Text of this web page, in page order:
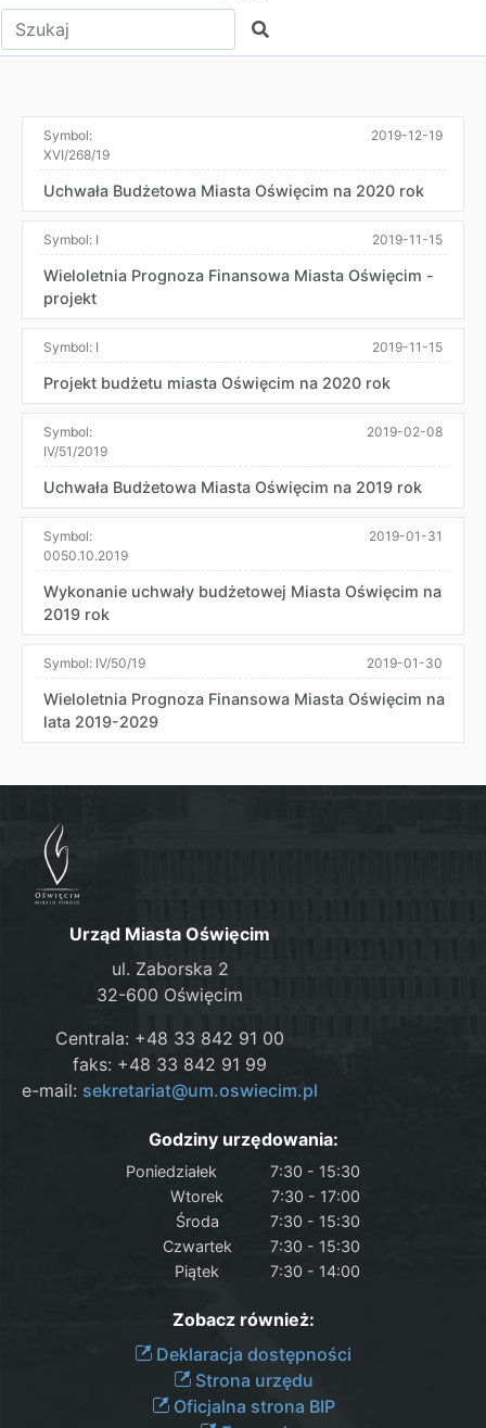
Wpisz tekst do wyszukania Szukaj
Symbol:
XVI/268/19
2019-12-19
Uchwała Budżetowa Miasta Oświęcim na 2020 rok
Symbol: I 2019-11-15
Wieloletnia Prognoza Finansowa Miasta Oświęcim -
projekt
Symbol: I 2019-11-15
Projekt budżetu miasta Oświęcim na 2020 rok
Symbol:
IV/51/2019
2019-02-08
Uchwała Budżetowa Miasta Oświęcim na 2019 rok
Symbol:
0050.10.2019
2019-01-31
Wykonanie uchwały budżetowej Miasta Oświęcim na
2019 rok
Symbol: IV/50/19 2019-01-30
Wieloletnia Prognoza Finansowa Miasta Oświęcim na
lata 2019-2029
Urząd Miasta Oświęcim
ul. Zaborska 2
32-600 Oświęcim
Centrala: +48 33 842 91 00
faks: +48 33 842 91 99
e-mail: sekretariat@um.oswiecim.pl
Godziny urzędowania:
Poniedziałek
7:30 - 15:30
Wtorek
7:30 - 17:00
Środa
7:30 - 15:30
Czwartek
7:30 - 15:30
Piątek
7:30 - 14:00
Zobacz również:
Deklaracja dostępności
Strona urzędu
Oficjalna strona BIP